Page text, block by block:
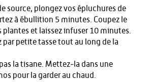
source, plongez vos épluchures de
à ébullition 5 minutes. Coupez le
plantes et laissez infuser 10 minutes.
par petite tasse tout au long de la
la tisane. Mettez-la dans une
pour la garder au chaud.